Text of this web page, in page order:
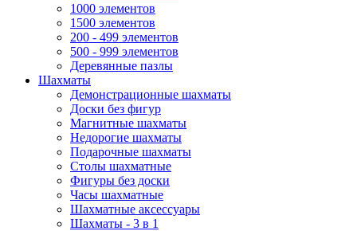
1000 элементов
1500 элементов
200 - 499 элементов
500 - 999 элементов
Деревянные пазлы
Шахматы
Демонстрационные шахматы
Доски без фигур
Магнитные шахматы
Недорогие шахматы
Подарочные шахматы
Столы шахматные
Фигуры без доски
Часы шахматные
Шахматные аксессуары
Шахматы - 3 в 1